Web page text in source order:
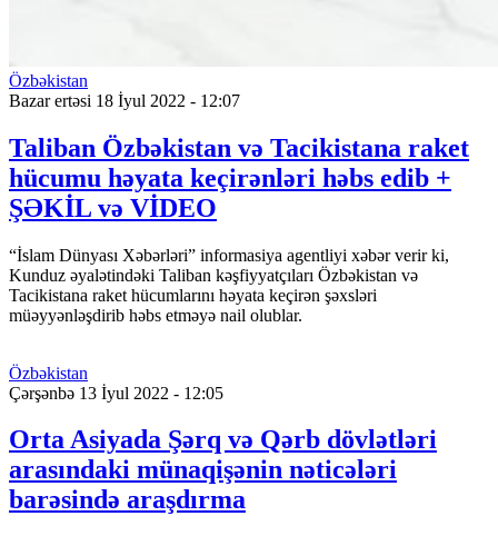
Özbəkistan
Bazar ertəsi 18 İyul 2022 - 12:07
Taliban Özbəkistan və Tacikistana raket
hücumu həyata keçirənləri həbs edib +
ŞƏKİL və VİDEO
“İslam Dünyası Xəbərləri” informasiya agentliyi xəbər verir ki,
Kunduz əyalətindəki Taliban kəşfiyyatçıları Özbəkistan və
Tacikistana raket hücumlarını həyata keçirən şəxsləri
müəyyənləşdirib həbs etməyə nail olublar.
Özbəkistan
Çərşənbə 13 İyul 2022 - 12:05
Orta Asiyada Şərq və Qərb dövlətləri
arasındaki münaqişənin nəticələri
barəsində araşdırma